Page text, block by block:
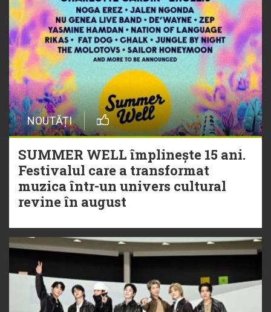
NOUTĂȚI
SUMMER WELL împlinește 15 ani.
Festivalul care a transformat
muzica într-un univers cultural
revine în august